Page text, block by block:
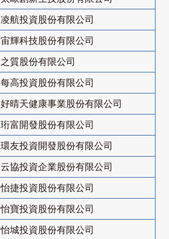
凌航投資股份有限公司
宙輝科技股份有限公司
之質股份有限公司
每高投資股份有限公司
好晴天健康事業股份有限公司
珩富開發股份有限公司
環友投資開發股份有限公司
云協投資企業股份有限公司
怡捷投資股份有限公司
怡寶投資股份有限公司
怡城投資股份有限公司